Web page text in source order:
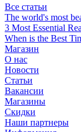
Все статьи
The world's most
3 Most Essential
When is the Best
Магазин
О нас
Новости
Статьи
Вакансии
Магазины
Скидки
Наши партнеры